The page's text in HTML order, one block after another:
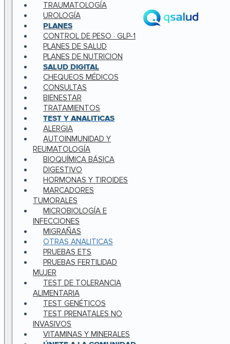
TRAUMATOLOGÍA
UROLOGÍA
PLANES
CONTROL DE PESO · GLP-1
PLANES DE SALUD
PLANES DE NUTRICION
SALUD DIGITAL
CHEQUEOS MÉDICOS
CONSULTAS
BIENESTAR
TRATAMIENTOS
TEST Y ANALITICAS
ALERGIA
AUTOINMUNIDAD Y
REUMATOLOGÍA
BIOQUÍMICA BÁSICA
DIGESTIVO
HORMONAS Y TIROIDES
MARCADORES
TUMORALES
MICROBIOLOGÍA E
INFECCIONES
MIGRAÑAS
OTRAS ANALITICAS
PRUEBAS ETS
PRUEBAS FERTILIDAD
MUJER
TEST DE TOLERANCIA
ALIMENTARIA
TEST GENÉTICOS
TEST PRENATALES NO
INVASIVOS
VITAMINAS Y MINERALES